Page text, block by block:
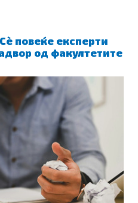
повеќе експерти
од факултетите